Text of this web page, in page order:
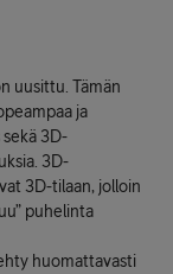
uusittu. Tämän
ja
3D-
3D-
3D-tilaan, jolloin
puhelinta
huomattavasti